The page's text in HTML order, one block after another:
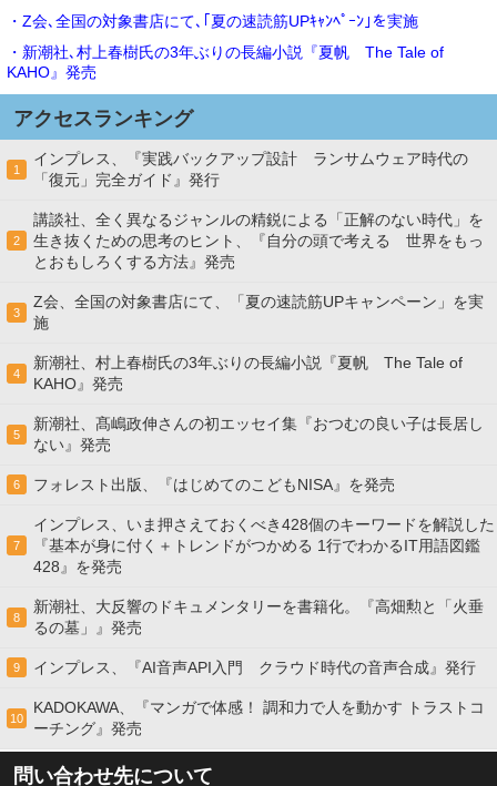
・Z会､全国の対象書店にて､｢夏の速読筋UPｷｬﾝﾍﾟｰﾝ｣を実施
・新潮社､村上春樹氏の3年ぶりの長編小説『夏帆 The Tale of
KAHO』発売
アクセスランキング
1
インプレス、『実践バックアップ設計 ランサムウェア時代の
「復元」完全ガイド』発行
2
講談社、全く異なるジャンルの精鋭による「正解のない時代」を
生き抜くための思考のヒント、『自分の頭で考える 世界をもっ
とおもしろくする方法』発売
3
Z会、全国の対象書店にて、「夏の速読筋UPキャンペーン」を実
施
4
新潮社、村上春樹氏の3年ぶりの長編小説『夏帆 The Tale of
KAHO』発売
5
新潮社、髙嶋政伸さんの初エッセイ集『おつむの良い子は長居し
ない』発売
6 フォレスト出版、『はじめてのこどもNISA』を発売
7
インプレス、いま押さえておくべき428個のキーワードを解説した
『基本が身に付く＋トレンドがつかめる 1行でわかるIT用語図鑑
428』を発売
8
新潮社、大反響のドキュメンタリーを書籍化。『高畑勲と「火垂
るの墓」』発売
9 インプレス、『AI音声API入門 クラウド時代の音声合成』発行
10
KADOKAWA、『マンガで体感！ 調和力で人を動かす トラストコ
ーチング』発売
問い合わせ先について